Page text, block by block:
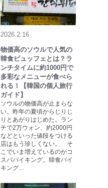
2026.2.16
物価高のソウルで人気の
韓食ビュッフェとは？ラ
ンチタイムに約1000円で
多彩なメニューが食べら
れる！【韓国の個人旅行
ガイド】
ソウルの物価高が止まらな
い。昨年の夏頃からじりじ
りとあがりはじめた。ラン
チで2万ウォン、約2000円
などといった値段をつける
店はもう珍しくない。 そ
こでいま増えているのがコ
スパバイキング。韓食バイ
キング…